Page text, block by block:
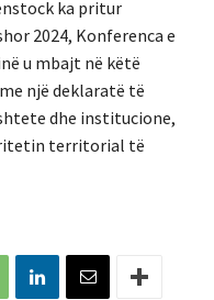
ka pritur
2024, Konferenca e
u mbajt në këtë
një deklaratë të
dhe institucione,
territorial të